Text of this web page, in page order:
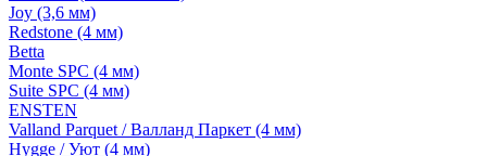
Joy (3,6 мм)
Redstone (4 мм)
Betta
Monte SPC (4 мм)
Suite SPC (4 мм)
ENSTEN
Valland Parquet / Валланд Паркет (4 мм)
Hygge / Уют (4 мм)